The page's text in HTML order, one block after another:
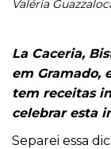
Valéria
La Caceria,
em Gramado,
tem receitas
celebrar esta
Separei essa